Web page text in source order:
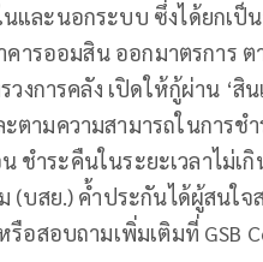
ละนอกระบบ ซึ่งได้ยกเป็
ารออมสิน ออกมาตรการ ต
งการคลัง เปิดให้กู้ผ่าน ‘สิ
ามความสามารถในการช
ชำระคืนในระยะเวลาไม่เกิ
บสย.) ค้ำประกันได้ผู้สนใจ
อสอบถามเพิ่มเติมที่ GSB